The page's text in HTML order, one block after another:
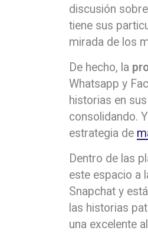
discusión
tiene sus
mirada de los
De hecho, la
Whatsapp y
historias en
consolidando.
estrategia de
Dentro de las
este espacio a
Snapchat y
las historias
una excelente